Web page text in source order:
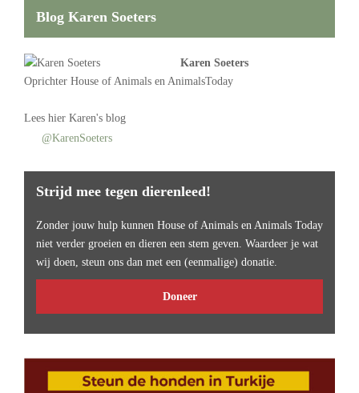
Blog Karen Soeters
Karen Soeters
Oprichter House of Animals en AnimalsToday
Lees hier Karen's blog
@KarenSoeters
Strijd mee tegen dierenleed!
Zonder jouw hulp kunnen House of Animals en Animals Today
niet verder groeien en dieren een stem geven. Waardeer je wat
wij doen, steun ons dan met een (eenmalige) donatie.
Doneer